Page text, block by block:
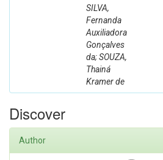
SILVA,
Fernanda
Auxiliadora
Gonçalves
da; SOUZA,
Thainá
Kramer de
Discover
Author